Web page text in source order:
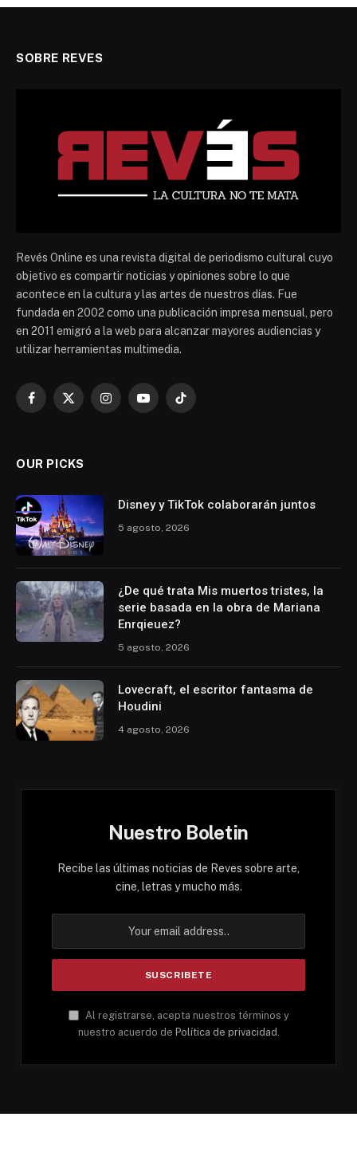
SOBRE REVES
Revés Online es una revista digital de periodismo cultural cuyo
objetivo es compartir noticias y opiniones sobre lo que
acontece en la cultura y las artes de nuestros días. Fue
fundada en 2002 como una publicación impresa mensual, pero
en 2011 emigró a la web para alcanzar mayores audiencias y
utilizar herramientas multimedia.
Facebook
X
InstagramYouTubeTikTok
OUR PICKS
Disney y TikTok colaborarán juntos
5 agosto, 2026
¿De qué trata Mis muertos tristes, la
serie basada en la obra de Mariana
Enrqieuez?
5 agosto, 2026
Lovecraft, el escritor fantasma de
Houdini
4 agosto, 2026
Nuestro Boletin
Recibe las últimas noticias de Reves sobre arte,
cine, letras y mucho más.
Al registrarse, acepta nuestros términos y
nuestro acuerdo de Política de privacidad .